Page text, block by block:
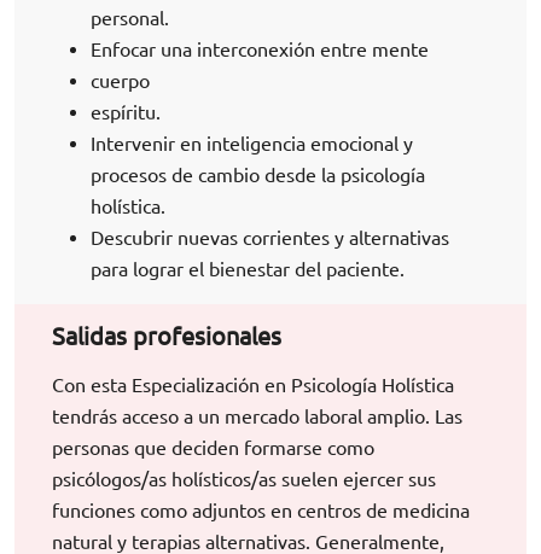
personal.
Enfocar una interconexión entre mente
cuerpo
espíritu.
Intervenir en inteligencia emocional y
procesos de cambio desde la psicología
holística.
Descubrir nuevas corrientes y alternativas
para lograr el bienestar del paciente.
Salidas profesionales
Con esta Especialización en Psicología Holística
tendrás acceso a un mercado laboral amplio. Las
personas que deciden formarse como
psicólogos/as holísticos/as suelen ejercer sus
funciones como adjuntos en centros de medicina
natural y terapias alternativas. Generalmente,